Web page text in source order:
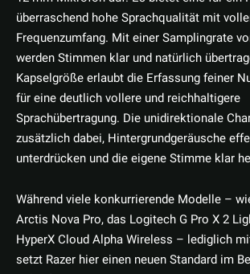
überraschend hohe Sprachqualität mit
Frequenzumfang. Mit einer Samplingrate
werden Stimmen klar und natürlich
Kapselgröße erlaubt die Erfassung feiner
für eine deutlich vollere und reichhaltigere
Sprachübertragung. Die unidirektionale
zusätzlich dabei, Hintergrundgeräusche
unterdrücken und die eigene Stimme klar
Während viele konkurrierende Modelle –
Arctis Nova Pro, das Logitech G Pro X 2
HyperX Cloud Alpha Wireless – lediglich
setzt Razer hier einen neuen Standard im